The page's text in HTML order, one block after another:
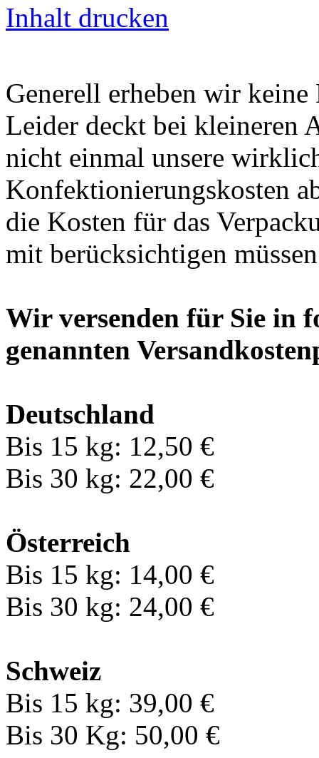
Inhalt drucken
Generell erheben wir
Leider deckt bei kleineren
nicht einmal unsere
Konfektionierungskosten
die Kosten für das
mit berücksichtigen
Wir versenden für Sie in
genannten
Deutschland
Bis 15 kg: 12,50 €
Bis 30 kg: 22,00 €
Österreich
Bis 15 kg: 14,00 €
Bis 30 kg: 24,00 €
Schweiz
Bis 15 kg: 39,00 €
Bis 30 Kg: 50,00 €